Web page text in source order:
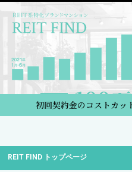
初回契約金のコストカッ
REIT FIND トップページ